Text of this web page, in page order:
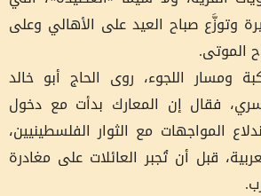
وتوزَّع صباح العيد على الأهالي وعلى
الموتى.
ومسار اللجوء، روى الحاج أبو خالد
فقال إن المعارك بدأت مع دخول
المواجهات مع الثوار الفلسطينيين،
قبل أن تُجبر العائلات على مغادرة